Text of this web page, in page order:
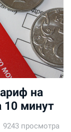
на
10 минут
9243 просмотра